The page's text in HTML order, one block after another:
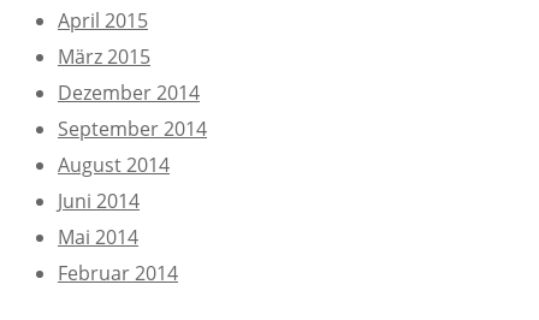
April 2015
März 2015
Dezember 2014
September 2014
August 2014
Juni 2014
Mai 2014
Februar 2014